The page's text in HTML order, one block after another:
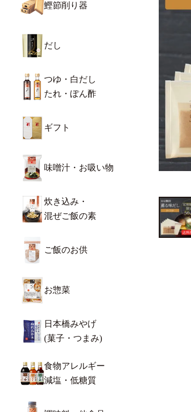
鰹節削り器
だし
つゆ・白だし
たれ・ぽん酢
ギフト
味噌汁・お吸い物
炊き込み・
混ぜご飯の素
ご飯のお供
お惣菜
日本橋みやげ
(菓子・つまみ)
食物アレルギー
減塩・低糖質